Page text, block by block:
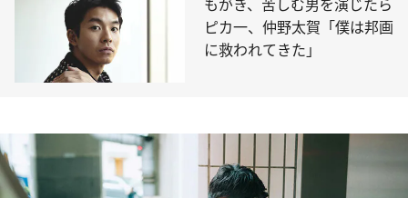
もがき、苦しむ男を演じたら
ピカ一、仲野太賀「僕は邦画
に救われてきた」